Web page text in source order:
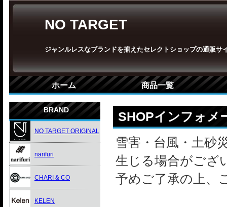
NO TARGET
ジャンルレスなブランドを揃えたセレクトショップの通販サ
ホーム 商品一覧
SHOPインフォメ
雪害・台風・土砂
生じる場合がござ
予めご了承の上、
BRAND
NO TARGET ORIGINAL
narifuri
CHARI & CO
KELEN